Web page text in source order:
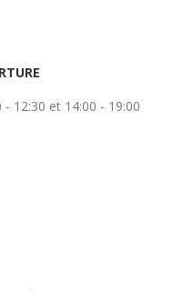
12:30 et 14:00 - 19:00